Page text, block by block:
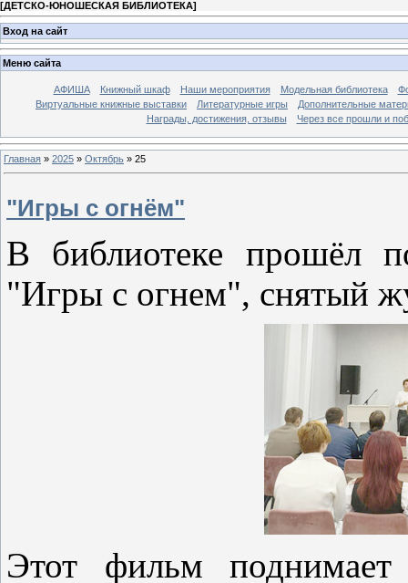
[ДЕТСКО-ЮНОШЕСКАЯ БИБЛИОТЕКА]
Вход на сайт
Меню сайта
АФИША Книжный шкаф Наши мероприятия Модельная библиотека
Виртуальные книжные выставки
Литературные игры
Дополнительные
Награды, достижения, отзывы
Через все прошли и
Главная » 2025 » Октябрь » 25
"Игры с огнём"
В библиотеке прошёл
"Игры с огнем", снятый
Этот фильм